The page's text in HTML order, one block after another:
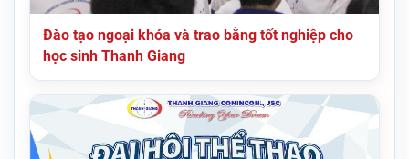
Đào tạo ngoại khóa và trao bằng tốt nghiệp cho
học sinh Thanh Giang